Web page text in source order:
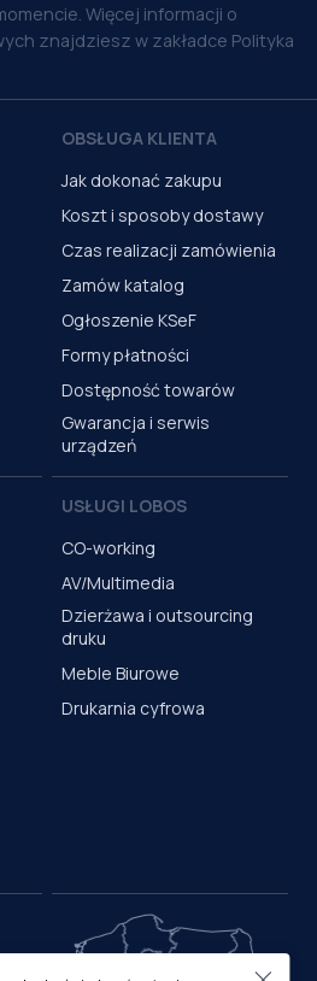
Więcej informacji o
znajdziesz w zakładce Polityka
OBSŁUGA KLIENTA
Jak dokonać zakupu
Koszt i sposoby dostawy
Czas realizacji zamówienia
Zamów katalog
Ogłoszenie KSeF
Formy płatności
Dostępność towarów
Gwarancja i serwis
urządzeń
USŁUGI LOBOS
CO-working
AV/Multimedia
Dzierżawa i outsourcing
druku
Meble Biurowe
Drukarnia cyfrowa